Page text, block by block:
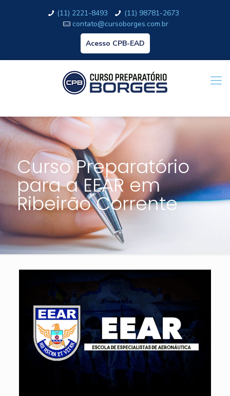
(11) 2221-8493
(11) 98781-2673
contato@cursoborges.com.br
Acesso CPB-EAD
Curso Preparatório
para a EEAR em
Ribeirão Corrente